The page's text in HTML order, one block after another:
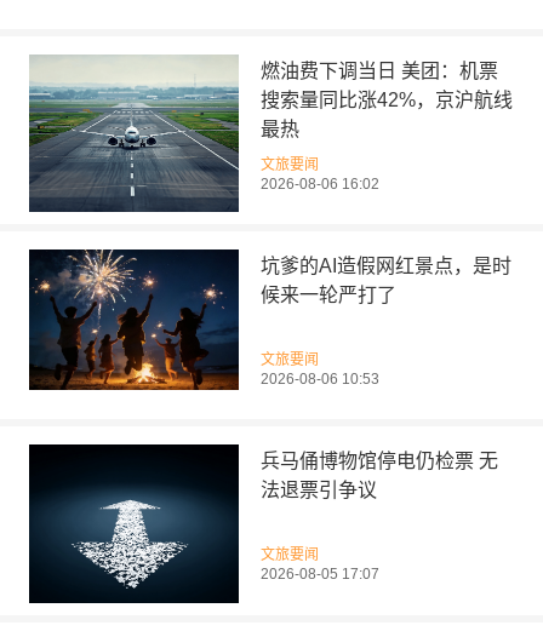
燃油费下调当日 美团：机票
搜索量同比涨42%，京沪航线
最热
文旅要闻
2026-08-06 16:02
坑爹的AI造假网红景点，是时
候来一轮严打了
文旅要闻
2026-08-06 10:53
兵马俑博物馆停电仍检票 无
法退票引争议
文旅要闻
2026-08-05 17:07